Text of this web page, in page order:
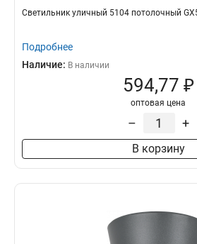
Светильник уличный 5104 потолочный
Подробнее
Наличие: В наличии
594,77 ₽
оптовая цена
– +
В корзину